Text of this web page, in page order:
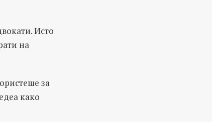
Исто
на
за
како